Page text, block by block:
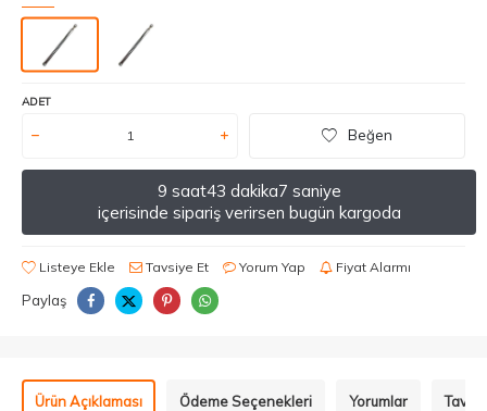
ADET
Beğen
9 saat43 dakika7 saniye
içerisinde sipariş verirsen bugün kargoda
Listeye Ekle Tavsiye Et Yorum Yap Fiyat Alarmı
Paylaş
Ürün Açıklaması Ödeme Seçenekleri Yorumlar